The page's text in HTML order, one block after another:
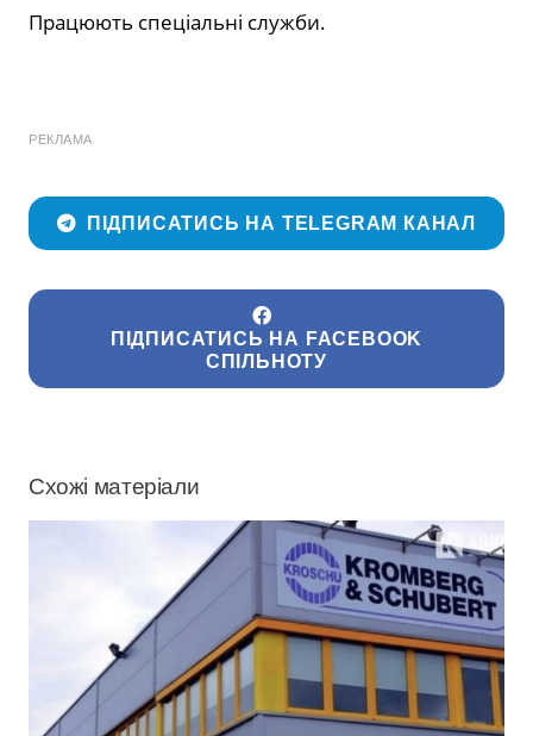
Працюють спеціальні служби.
РЕКЛАМА
ПІДПИСАТИСЬ НА TELEGRAM КАНАЛ
ПІДПИСАТИСЬ НА FACEBOOK
СПІЛЬНОТУ
Схожі матеріали